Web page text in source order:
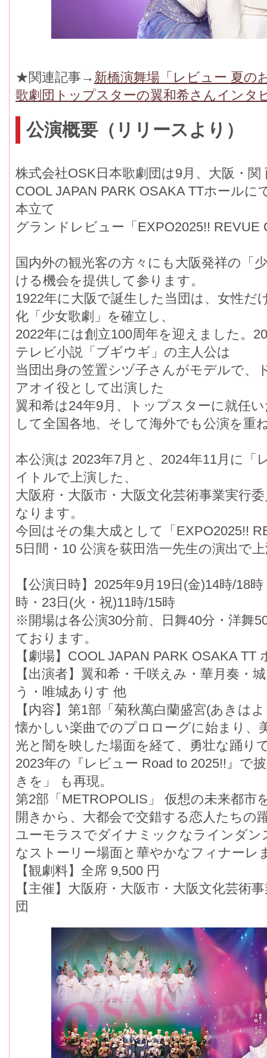
★関連記事→ 新橋演舞場「レビュー 夏の
歌劇団トップスターの翼和希さんインタ
公演概要（リリースより）
株式会社OSK日本歌劇団は9月、大阪・
COOL JAPAN PARK OSAKA TTホールに
本立て
グランドレビュー「EXPO2025!!
国内外の観光客の方々にも大阪発祥の「
ける機会を提供して参ります。
1922年に大阪で誕生した当団は、女性だ
化「少女歌劇」を確立し、
2022年には創立100周年を迎えました。
テレビ小説「ブギウギ」の主人公は
当団出身の笠置シヅ子さんがモデルで、
アオイ役として出演した
翼和希は24年9月、トップスターに就任
して全国各地、そして海外でも公演を重
本公演は 2023年7月と、2024年11月に「
イトルで上演した、
大阪府・大阪市・大阪文化芸術事業実行
なります。
今回はその集大成として「EXPO2025!!
5日間・10 公演を荻田浩一先生の演出で
【公演日時】2025年9月19日(金)14時/18
時・23日(火・祝)11時/15時
※開場は各公演30分前、日舞40分・洋舞
ております。
【劇場】COOL JAPAN PARK OSAKA TT
【出演者】翼和希・千咲えみ・華月奏・
う・唯城ありす 他
【内容】第1部「菊秋萬白蘭盛宮(あきは
懐かしい楽曲でのプロローグに始まり、
光と闇を映した場面を経て、勇壮な踊り
2023年の『レビュー Road to 2025!!』で
きを」 も再現。
第2部「METROPOLIS」 仮想の未来都市
開きから、大都会で交錯する恋人たちの
ユーモラスでダイナミックなラインダ
なストーリー場面と華やかなフィナーレ
【観劇料】全席 9,500 円
【主催】大阪府・大阪市・大阪文化芸術
団